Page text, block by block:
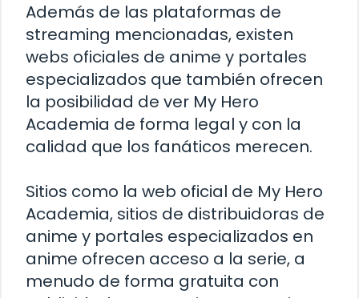
Además de las plataformas de
streaming mencionadas, existen
webs oficiales de anime y portales
especializados que también ofrecen
la posibilidad de ver My Hero
Academia de forma legal y con la
calidad que los fanáticos merecen.
Sitios como la web oficial de My Hero
Academia, sitios de distribuidoras de
anime y portales especializados en
anime ofrecen acceso a la serie, a
menudo de forma gratuita con